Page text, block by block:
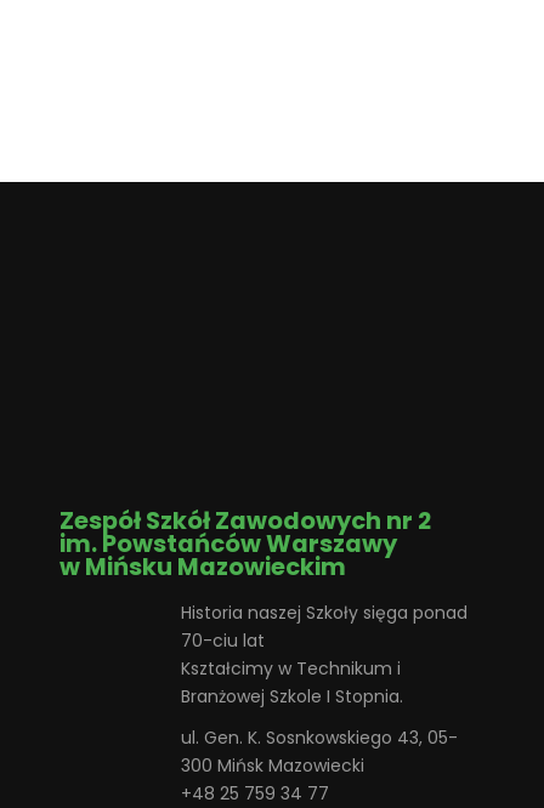
Zespół Szkół Zawodowych nr 2
im. Powstańców Warszawy
w Mińsku Mazowieckim
Historia naszej Szkoły sięga ponad
70-ciu lat
Kształcimy w Technikum i
Branżowej Szkole I Stopnia.
ul. Gen. K. Sosnkowskiego 43, 05-
300 Mińsk Mazowiecki
+48 25 759 34 77